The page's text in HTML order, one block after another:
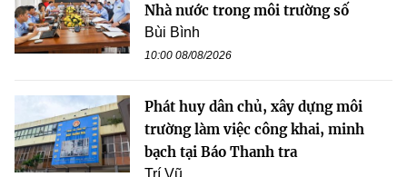
Nhà nước trong môi trường số
Bùi Bình
10:00 08/08/2026
Phát huy dân chủ, xây dựng môi
trường làm việc công khai, minh
bạch tại Báo Thanh tra
Trí Vũ